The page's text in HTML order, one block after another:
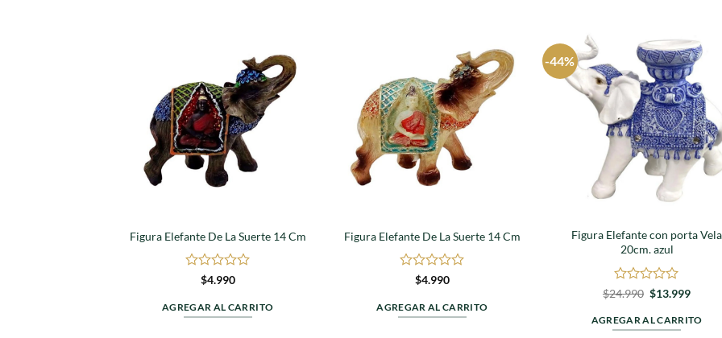
Agregar
a
favoritos
Figura Elefante De La Suerte 14 Cm
Valorado
0
de
$4.990
AGREGAR AL CARRITO
Agregar
a
favoritos
Figura Elefante De La Suerte 14 Cm
Valorado
0
de
$4.990
AGREGAR AL CARRITO
-44%
Figura Elefante con porta Vela
20cm. azul
Valorado
0
de
$24.990 El
original
era:
$13.999El
actual
es:
AGREGAR AL CARRITO